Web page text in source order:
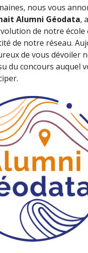
nous vous
Alumni Géodata,
de notre école
de notre réseau.
de vous dévoiler
du concours auquel